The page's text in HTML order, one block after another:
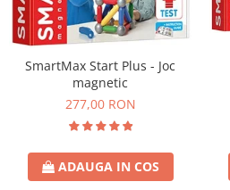
SmartMax Start Plus - Joc
magnetic
277,00 RON
ADAUGA IN COS